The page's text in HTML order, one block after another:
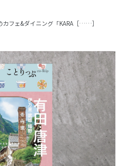
カフェ&ダイニング「KARA［……］